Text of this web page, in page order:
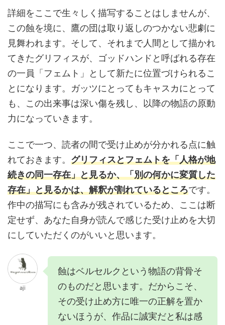
詳細をここで生々しく描写することはしませんが、
この蝕を境に、鷹の団は取り返しのつかない悲劇に
見舞われます。そして、それまで人間として描かれ
てきたグリフィスが、ゴッドハンドと呼ばれる存在
の一員「フェムト」として新たに位置づけられるこ
とになります。ガッツにとってもキャスカにとって
も、この出来事は深い傷を残し、以降の物語の原動
力になっていきます。
ここで一つ、読者の間で受け止めが分かれる点に触
れておきます。 グリフィスとフェムトを「人格が地
続きの同一存在」と見るか、「別の何かに変質した
存在」と見るかは、解釈が割れているところです。
作中の描写にも含みが残されているため、ここは断
定せず、あなた自身が読んで感じた受け止めを大切
にしていただくのがいいと思います。
aji
蝕はベルセルクという物語の背骨そ
のものだと思います。だからこそ、
その受け止め方に唯一の正解を置か
ないほうが、作品に誠実だと私は感